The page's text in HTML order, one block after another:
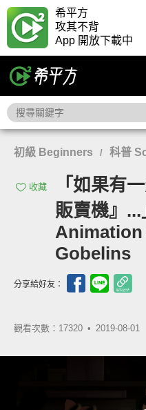
希平方
攻其不背
App 開放下載中
初級 Beginners / 科普
收藏
「如果有
販賣機』
Animation
Gobelins
分享給好友：
觀看次數：17320 • 2019-08-01